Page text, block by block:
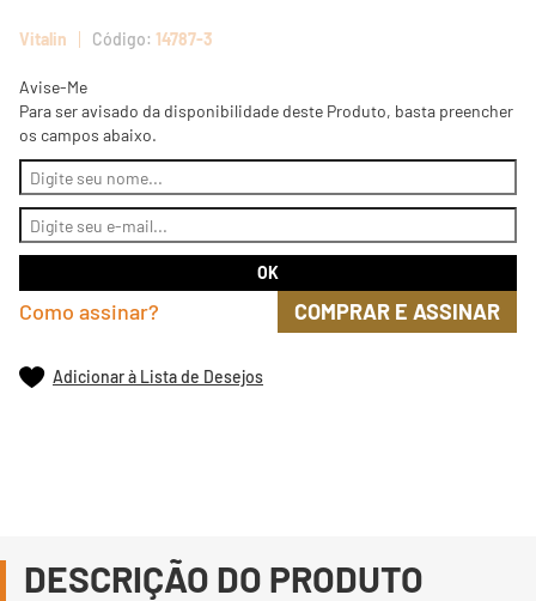
Vitalin 14787-3
Avise-Me
Para ser avisado da disponibilidade deste Produto, basta preencher
os campos abaixo.
Como assinar? COMPRAR E ASSINAR
Adicionar à Lista de Desejos
DESCRIÇÃO DO PRODUTO